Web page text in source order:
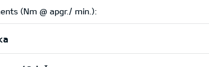
(Nm @ apgr./ min.):